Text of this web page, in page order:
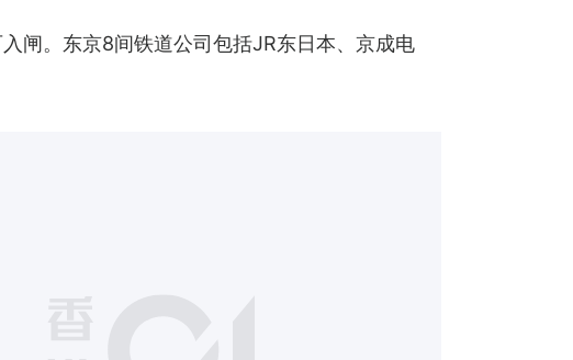
闸。东京8间铁道公司包括JR东日本、京成电